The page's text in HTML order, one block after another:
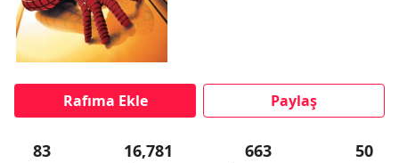
Rafıma Ekle Paylaş
83 16,781 663 50